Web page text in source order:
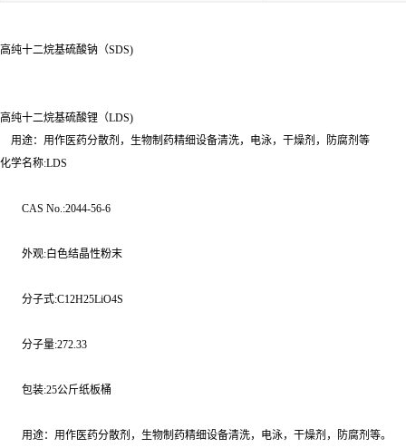
高纯十二烷基硫酸钠（SDS)
高纯十二烷基硫酸锂（LDS)
用途：用作医药分散剂，生物制药精细设备清洗，电泳，干燥剂，防腐剂等
化学名称:LDS
CAS No.:2044-56-6
外观:白色结晶性粉末
分子式:C12H25LiO4S
分子量:272.33
包装:25公斤纸板桶
用途：用作医药分散剂，生物制药精细设备清洗，电泳，干燥剂，防腐剂等。